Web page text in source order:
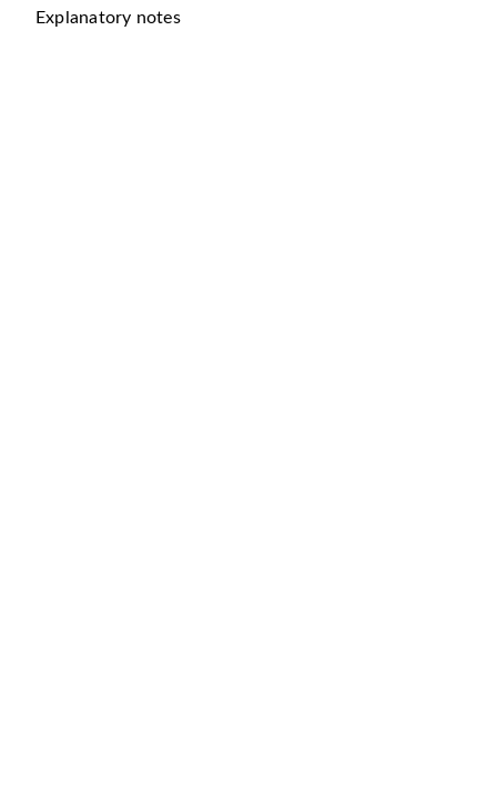
Explanatory notes